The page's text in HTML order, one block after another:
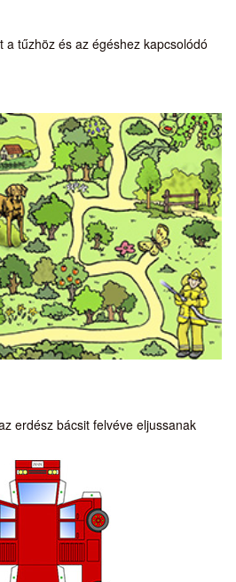
a tűzhöz és az égéshez kapcsolódó
erdész bácsit felvéve eljussanak